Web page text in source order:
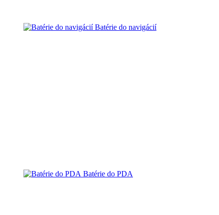
Batérie do navigácií
Batérie do PDA